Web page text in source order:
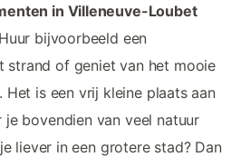
in Villeneuve-Loubet
bijvoorbeeld een
strand of geniet van het mooie
is een vrij kleine plaats aan
je bovendien van veel natuur
liever in een grotere stad? Dan